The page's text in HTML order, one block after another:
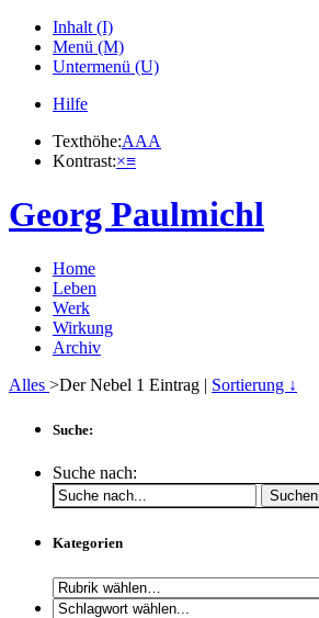
Inhalt (I)
Menü (M)
Untermenü (U)
Hilfe
Texthöhe:AAA
Kontrast:×≡
Georg Paulmichl
Home
Leben
Werk
Wirkung
Archiv
Alles >Der Nebel 1 Eintrag | Sortierung ↓
Suche:
Suche nach:
Suchen
Kategorien